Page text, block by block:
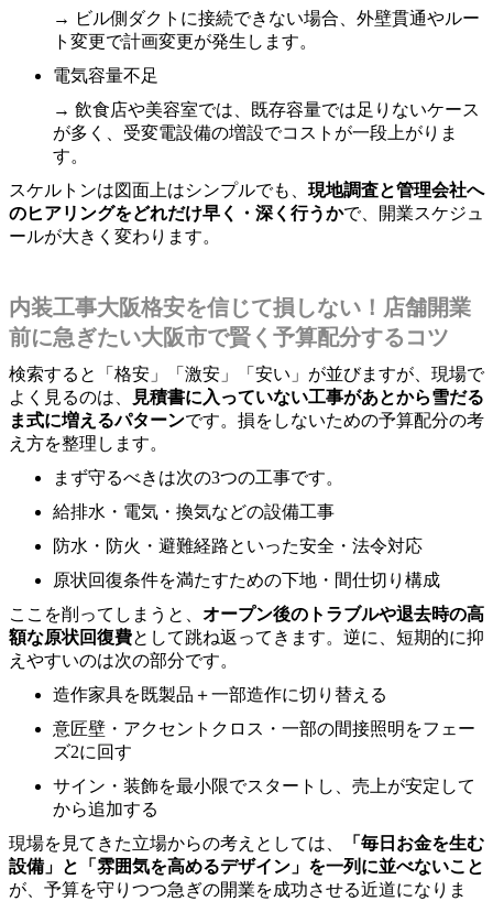
→ ビル側ダクトに接続できない場合、外壁貫通やルー
ト変更で計画変更が発生します。
電気容量不足
→ 飲食店や美容室では、既存容量では足りないケース
が多く、受変電設備の増設でコストが一段上がりま
す。
スケルトンは図面上はシンプルでも、 現地調査と管理会社へ
のヒアリングをどれだけ早く・深く行うかで、開業スケジュ
ールが大きく変わります。
内装工事大阪格安を信じて損しない！店舗開業
前に急ぎたい大阪市で賢く予算配分するコツ
検索すると「格安」「激安」「安い」が並びますが、現場で
よく見るのは、
見積書に入っていない工事があとから雪だる
ま式に増えるパターンです。損をしないための予算配分の考
え方を整理します。
まず守るべきは次の3つの工事です。
給排水・電気・換気などの設備工事
防水・防火・避難経路といった安全・法令対応
原状回復条件を満たすための下地・間仕切り構成
ここを削ってしまうと、 オープン後のトラブルや退去時の高
額な原状回復費として跳ね返ってきます。逆に、短期的に抑
えやすいのは次の部分です。
造作家具を既製品＋一部造作に切り替える
意匠壁・アクセントクロス・一部の間接照明をフェー
ズ2に回す
サイン・装飾を最小限でスタートし、売上が安定して
から追加する
現場を見てきた立場からの考えとしては、
「毎日お金を生む
設備」と「雰囲気を高めるデザイン」を一列に並べないこと
が、予算を守りつつ急ぎの開業を成功させる近道になりま